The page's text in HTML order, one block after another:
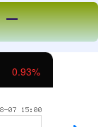
0.93%